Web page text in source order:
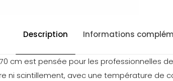
Description Informations
cm est pensée pour les professionnelles de
ni scintillement, avec une température de